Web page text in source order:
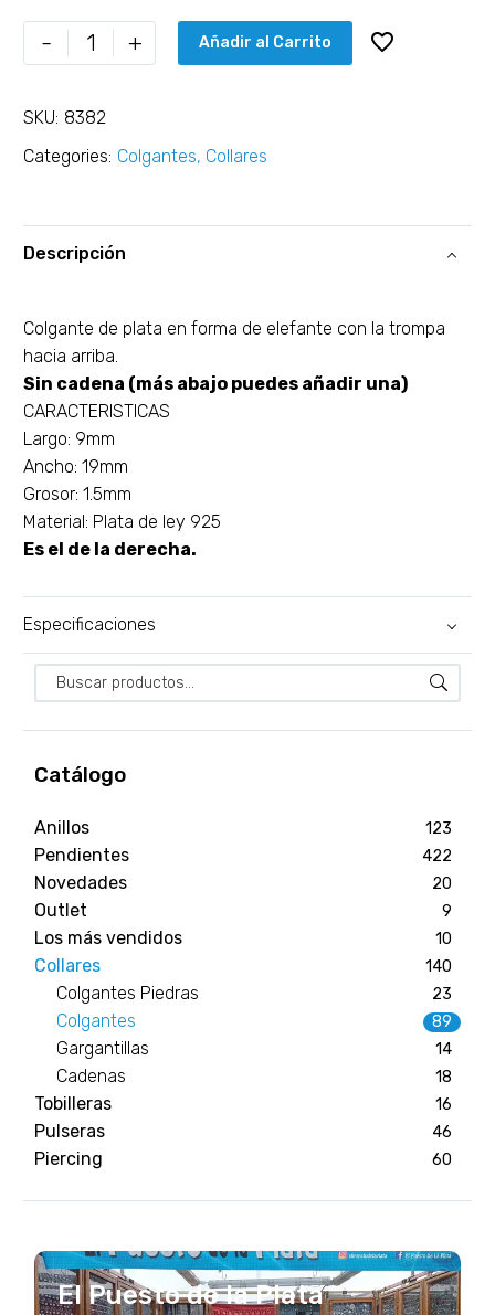
Catálogo
Anillos 123
Pendientes 422
Novedades 20
Outlet 9
Los más vendidos 10
Collares 140
Colgantes Piedras 23
Colgantes 89
Gargantillas 14
Cadenas 18
Tobilleras 16
Pulseras 46
Piercing 60
El Puesto de la Plata
- + Añadir al Carrito
SKU: 8382
Categories: Colgantes, Collares
Descripción
Colgante de plata en forma de elefante con la trompa
hacia arriba.
Sin cadena (más abajo puedes añadir una)
CARACTERISTICAS
Largo: 9mm
Ancho: 19mm
Grosor: 1.5mm
Material: Plata de ley 925
Es el de la derecha.
Especificaciones